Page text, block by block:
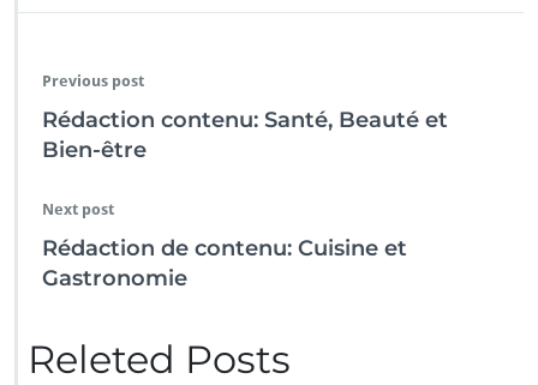
Previous post
Rédaction contenu: Santé, Beauté et
Bien-être
Next post
Rédaction de contenu: Cuisine et
Gastronomie
Releted Posts